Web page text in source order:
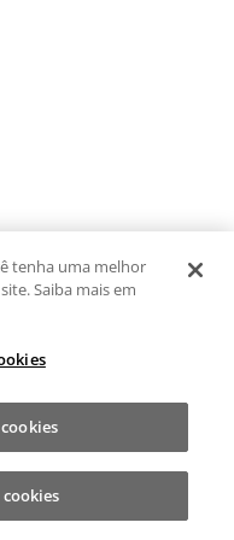
tenha uma melhor
Saiba mais em